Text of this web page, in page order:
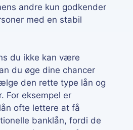
andre kun godkender
med en stabil
du ikke kan være
du øge dine chancer
den rette type lån og
For eksempel er
ofte lettere at få
banklån, fordi de